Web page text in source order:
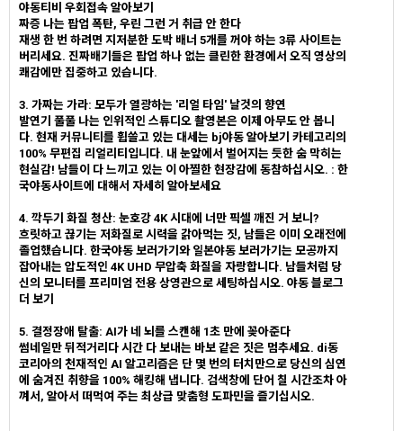
야동티비 우회접속 알아보기
짜증 나는 팝업 폭탄, 우린 그런 거 취급 안 한다
재생 한 번 하려면 지저분한 도박 배너 5개를 꺼야 하는 3류 사이트는
버리세요. 진짜배기들은 팝업 하나 없는 클린한 환경에서 오직 영상의
쾌감에만 집중하고 있습니다.
3. 가짜는 가라: 모두가 열광하는 '리얼 타임' 날것의 향연
발연기 풀풀 나는 인위적인 스튜디오 촬영본은 이제 아무도 안 봅니
다. 현재 커뮤니티를 휩쓸고 있는 대세는 bj야동 알아보기 카테고리의
100% 무편집 리얼리티입니다. 내 눈앞에서 벌어지는 듯한 숨 막히는
현실감! 남들이 다 느끼고 있는 이 아찔한 현장감에 동참하십시오. : 한
국야동사이트에 대해서 자세히 알아보세요
4. 깍두기 화질 청산: 눈호강 4K 시대에 너만 픽셀 깨진 거 보니?
흐릿하고 끊기는 저화질로 시력을 갉아먹는 짓, 남들은 이미 오래전에
졸업했습니다. 한국야동 보러가기와 일본야동 보러가기는 모공까지
잡아내는 압도적인 4K UHD 무압축 화질을 자랑합니다. 남들처럼 당
신의 모니터를 프리미엄 전용 상영관으로 세팅하십시오. 야동 블로그
더 보기
5. 결정장애 탈출: AI가 네 뇌를 스캔해 1초 만에 꽂아준다
썸네일만 뒤적거리다 시간 다 보내는 바보 같은 짓은 멈추세요. di동
코리아의 천재적인 AI 알고리즘은 단 몇 번의 터치만으로 당신의 심연
에 숨겨진 취향을 100% 해킹해 냅니다. 검색창에 단어 칠 시간조차 아
껴서, 알아서 떠먹여 주는 최상급 맞춤형 도파민을 즐기십시오.